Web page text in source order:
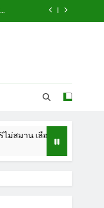
ลไม่หยุด หวั่นติดเชื้อ วอนรั